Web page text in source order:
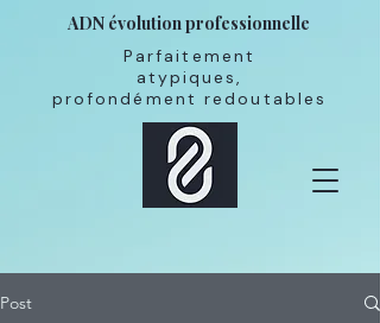
ADN évolution professionnelle
Parfaitement
atypiques,
profondément redoutables
Post